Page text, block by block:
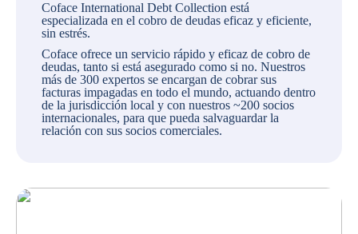
Coface International Debt Collection está
especializada en el cobro de deudas eficaz y eficiente,
sin estrés.
Coface ofrece un servicio rápido y eficaz de cobro de
deudas, tanto si está asegurado como si no. Nuestros
más de 300 expertos se encargan de cobrar sus
facturas impagadas en todo el mundo, actuando dentro
de la jurisdicción local y con nuestros ~200 socios
internacionales, para que pueda salvaguardar la
relación con sus socios comerciales.